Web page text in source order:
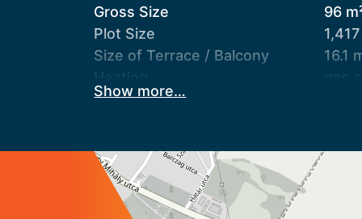
Gross Size
96
Plot Size
Size of Terrace / Balcony
16.1
Heating
gas
Ceiling Height
Condition of Facade
Basement
Neighborhood
Show more…